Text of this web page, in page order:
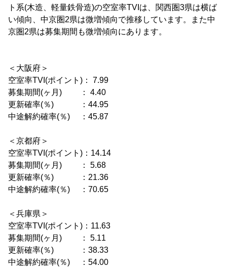
ト系(木造、軽量鉄骨造)の空室率TVIは、関西圏3県は横ば
い傾向、中京圏2県は微増傾向で推移しています。また中
京圏2県は募集期間も微増傾向にあります。
＜大阪府＞
空室率TVI(ポイント)： 7.99
募集期間(ヶ月) ： 4.40
更新確率(％) ：44.95
中途解約確率(％) ：45.87
＜京都府＞
空室率TVI(ポイント)：14.14
募集期間(ヶ月) ： 5.68
更新確率(％) ：21.36
中途解約確率(％) ：70.65
＜兵庫県＞
空室率TVI(ポイント)：11.63
募集期間(ヶ月) ： 5.11
更新確率(％) ：38.33
中途解約確率(％) ：54.00